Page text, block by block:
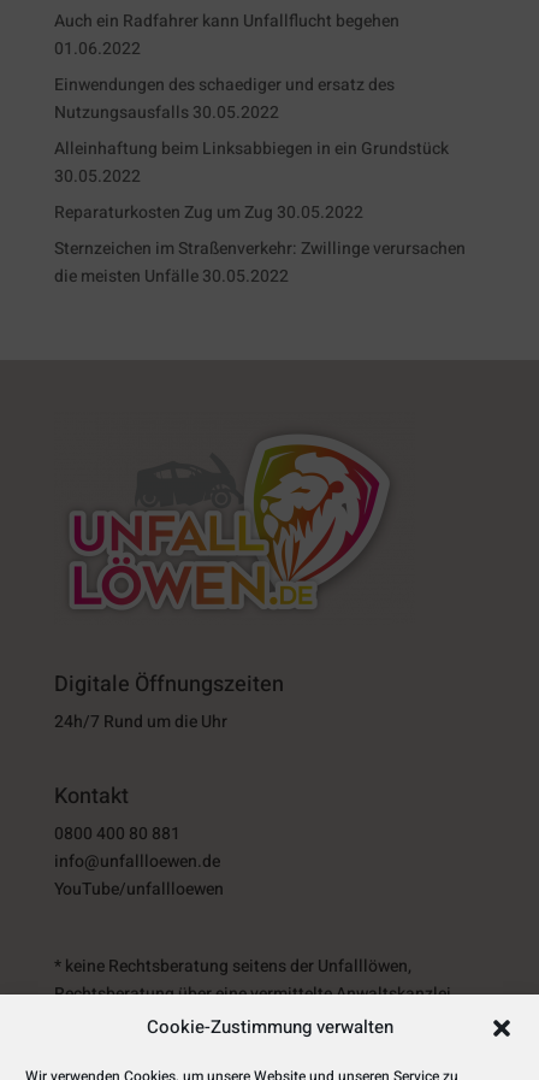
Cookie-Zustimmung verwalten
Auch ein Radfahrer kann Unfallflucht begehen
01.06.2022
Einwendungen des schaediger und ersatz des
Nutzungsausfalls 30.05.2022
Alleinhaftung beim Linksabbiegen in ein Grundstück
30.05.2022
Reparaturkosten Zug um Zug 30.05.2022
Sternzeichen im Straßenverkehr: Zwillinge verursachen
die meisten Unfälle 30.05.2022
Digitale Öffnungszeiten
24h/7 Rund um die Uhr
Kontakt
0800 400 80 881
info@unfallloewen.de
YouTube/unfallloewen
* keine Rechtsberatung seitens der Unfalllöwen,
Rechtsberatung über eine vermittelte Anwaltskanzlei.